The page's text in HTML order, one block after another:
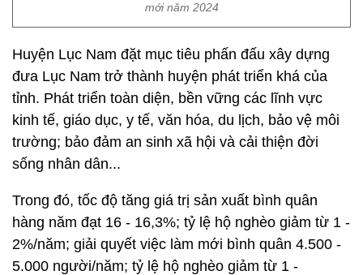
mới năm 2024
Huyện Lục Nam đặt mục tiêu phấn đấu xây dựng
đưa Lục Nam trở thành huyện phát triển khá của
tỉnh. Phát triển toàn diện, bền vững các lĩnh vực
kinh tế, giáo dục, y tế, văn hóa, du lịch, bảo vệ môi
trường; bảo đảm an sinh xã hội và cải thiện đời
sống nhân dân...
Trong đó, tốc độ tăng giá trị sản xuất bình quân
hàng năm đạt 16 - 16,3%; tỷ lệ hộ nghèo giảm từ 1 -
2%/năm; giải quyết việc làm mới bình quân 4.500 -
5.000 người/năm; tỷ lệ hộ nghèo giảm từ 1 -